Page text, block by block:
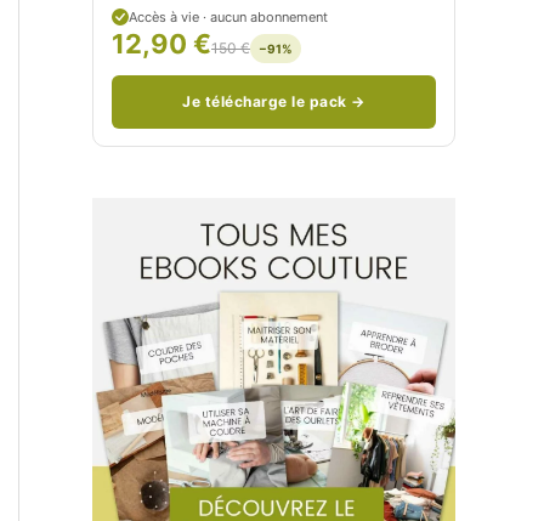
n
/
o
n
c
o
/
Accès à vie · aucun abonnement
12,90 €150 € −91%
Je télécharge le pack →